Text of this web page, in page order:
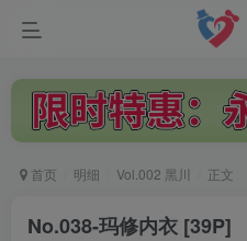
首页 明细 Vol.002 黑川 正文
No.038-玛修内衣 [39P]